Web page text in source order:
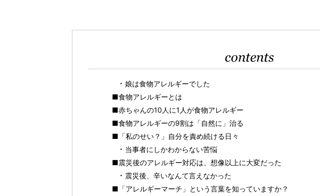
contents
娘は食物アレルギーでした
■食物アレルギーとは
■赤ちゃんの10人に1人が食物アレルギー
■食物アレルギーの9割は「自然に」治る
■「私のせい？」自分を責め続ける日々
当事者にしかわからない苦悩
■震災後のアレルギー対応は、想像以上に大変だった
震災後、辛いなんて言えなかった
■「アレルギーマーチ」という言葉を知っていますか？